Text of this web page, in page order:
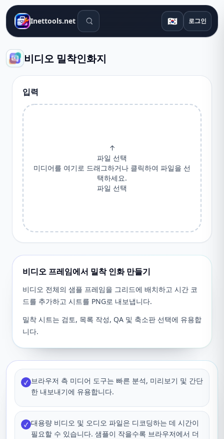
Inettools.net 검색 도구 🇰🇷 로그인
비디오 밀착인화지
입력
↑
파일 선택
미디어를 여기로 드래그하거나 클릭하여 파일을 선
택하세요.
파일 선택
비디오 프레임에서 밀착 인화 만들기
비디오 전체의 샘플 프레임을 그리드에 배치하고 시간 코
드를 추가하고 시트를 PNG로 내보냅니다.
밀착 시트는 검토, 목록 작성, QA 및 축소판 선택에 유용합
니다.
✓ 브라우저 측 미디어 도구는 빠른 분석, 미리보기 및 간단
한 내보내기에 유용합니다.
✓ 대용량 비디오 및 오디오 파일은 디코딩하는 데 시간이
필요할 수 있습니다. 샘플이 작을수록 브라우저에서 더